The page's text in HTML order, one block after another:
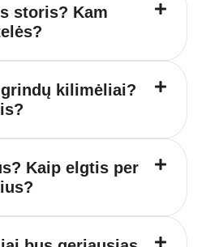
storis? Kam
kilimėliai?
Kaip elgtis per